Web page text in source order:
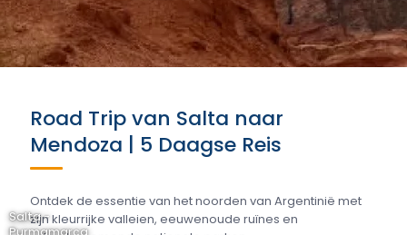
Road Trip van Salta naar
Mendoza | 5 Daagse Reis
Ontdek de essentie van het noorden van Argentinië met
zijn kleurrijke valleien, eeuwenoude ruïnes en
Salta -
Purmamarca